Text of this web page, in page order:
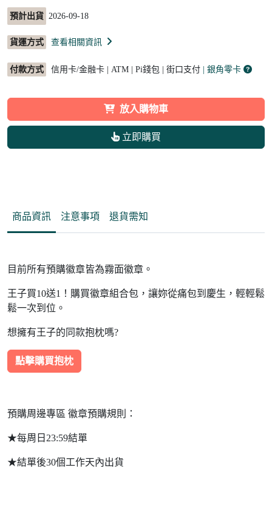
預計出貨 2026-09-18
貨運方式 查看相關資訊
付款方式 信用卡/金融卡 | ATM | Pi錢包 | 街口支付 | 銀角零卡
放入購物車
立即購買
商品資訊 注意事項 退貨需知
目前所有預購徽章皆為霧面徽章。
王子買10送1！購買徽章組合包，讓妳從痛包到慶生，輕輕鬆
鬆一次到位。
想擁有王子的同款抱枕嗎?
點擊購買抱枕
預購周邊專區 徽章預購規則：
★每周日23:59結單
★結單後30個工作天內出貨